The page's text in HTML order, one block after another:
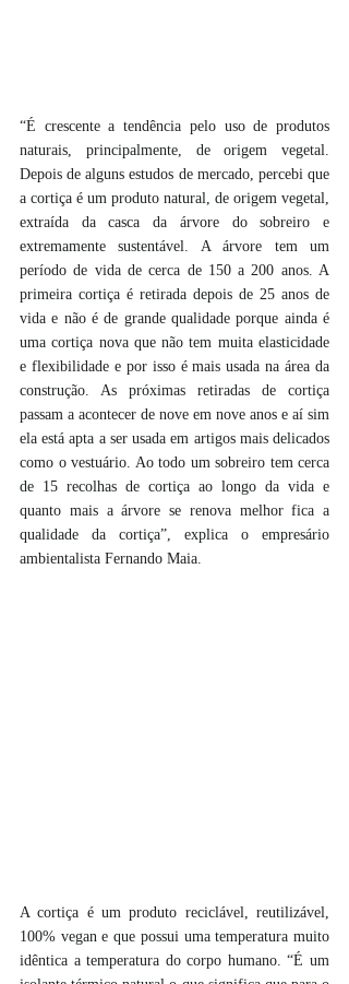
“É crescente a tendência pelo uso de produtos
naturais, principalmente, de origem vegetal.
Depois de alguns estudos de mercado, percebi que
a cortiça é um produto natural, de origem vegetal,
extraída da casca da árvore do sobreiro e
extremamente sustentável. A árvore tem um
período de vida de cerca de 150 a 200 anos. A
primeira cortiça é retirada depois de 25 anos de
vida e não é de grande qualidade porque ainda é
uma cortiça nova que não tem muita elasticidade
e flexibilidade e por isso é mais usada na área da
construção. As próximas retiradas de cortiça
passam a acontecer de nove em nove anos e aí sim
ela está apta a ser usada em artigos mais delicados
como o vestuário. Ao todo um sobreiro tem cerca
de 15 recolhas de cortiça ao longo da vida e
quanto mais a árvore se renova melhor fica a
qualidade da cortiça”, explica o empresário
ambientalista Fernando Maia.
A cortiça é um produto reciclável, reutilizável,
100% vegan e que possui uma temperatura muito
idêntica a temperatura do corpo humano. “É um